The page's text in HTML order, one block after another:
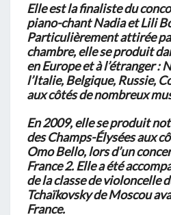
Elle est la finaliste du
piano-chant Nadia et Lili
Particulièrement attirée
chambre, elle se produit
en Europe et à l’étranger :
l’Italie, Belgique, Russie,
aux côtés de nombreux
En 2009, elle se produit
des Champs-Élysées aux
Omo Bello, lors d’un
France 2. Elle a été
de la classe de violoncelle
Tchaïkovsky de Moscou
France.